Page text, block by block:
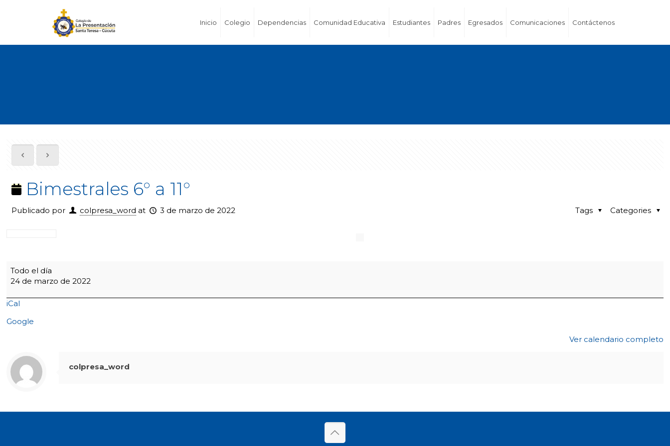
Inicio Colegio Dependencias Comunidad Educativa Estudiantes Padres Egresados Comunicaciones Contáctenos
Bimestrales 6° a 11°
Publicado por colpresa_word at 3 de marzo de 2022 Categories
Tags
Bimestrales
6°
a
11°
Todo el día
24 de marzo de 2022
iCal
Google
Ver calendario completo
colpresa_word